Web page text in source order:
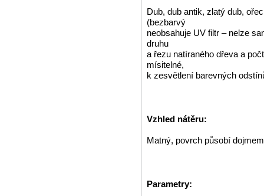
Dub, dub antik, zlatý dub,
(bezbarvý
neobsahuje UV filtr – nelze
druhu
a řezu natíraného dřeva a
mísitelné,
k zesvětlení barevných
Vzhled nátěru:
Matný, povrch působí
Parametry: